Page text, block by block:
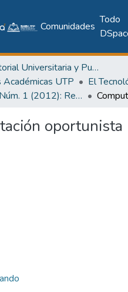
Comunidades
Todo
Editorial Universitaria y Publicaciones Seriadas
Académicas UTP
El
Vol. 22, Núm. 1 (2012): Revista EL TECNOLÓGICO
oportunista